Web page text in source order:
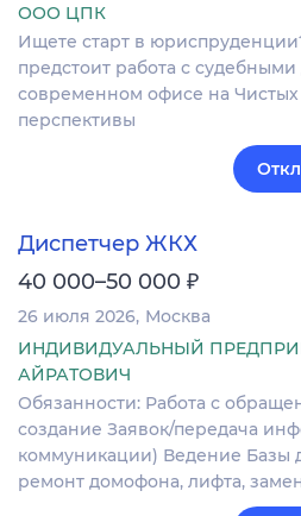
ООО ЦПК
Ищете старт в
предстоит работа с
современном офисе на Чистых
перспективы
Диспетчер ЖКХ
40 000–50 000 ₽
26 июля 2026 Москва
ИНДИВИДУАЛЬНЫЙ
АЙРАТОВИЧ
Обязанности: Работа с
создание Заявок/передача
коммуникации) Ведение Базы
ремонт домофона, лифта,